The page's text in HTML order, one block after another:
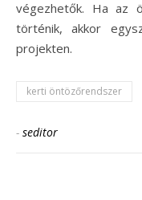
végezhetők. Ha az
történik, akkor
projekten.
kerti öntözőrendszer
- seditor